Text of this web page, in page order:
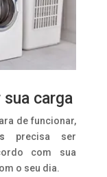
carga
de funcionar,
precisa ser
com sua
o seu dia.